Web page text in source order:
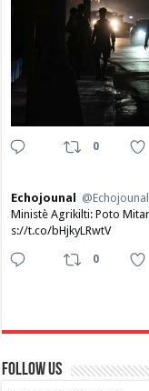
0
Echojounal @Echojounal
Ministè Agrikilti: Poto
s://t.co/bHjkyLRwtV
0
Follow Us